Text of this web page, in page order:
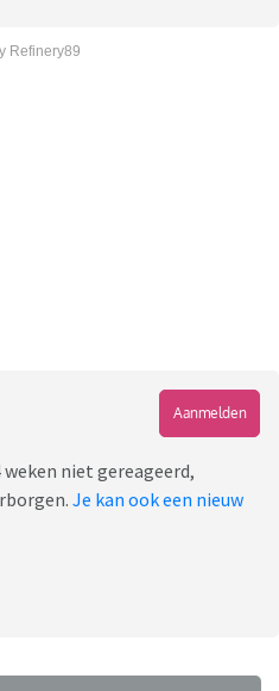
Refinery89
Aanmelden
niet gereageerd,
Je kan ook een nieuw